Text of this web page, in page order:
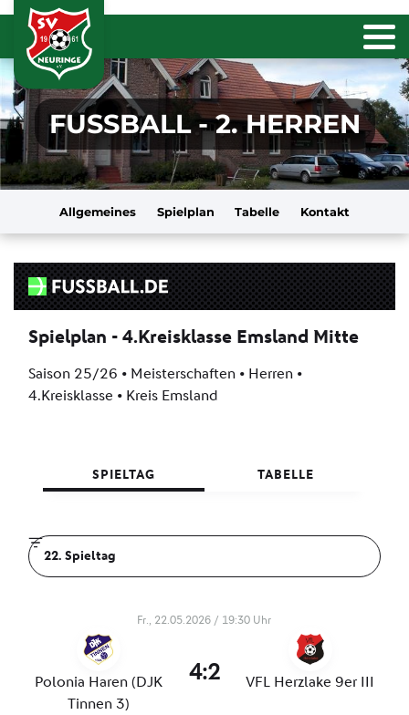
FUSSBALL - 2. HERREN
Allgemeines Spielplan Tabelle Kontakt